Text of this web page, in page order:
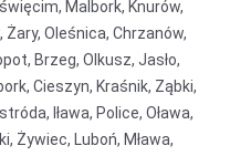
Malbork, Knurów,
Żary, Oleśnica, Chrzanów,
Brzeg, Olkusz, Jasło,
Cieszyn, Kraśnik, Ząbki,
Iława, Police, Oława,
Żywiec, Luboń, Mława,